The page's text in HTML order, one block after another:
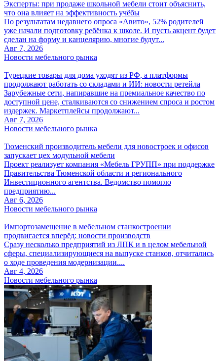
Эксперты: при продаже школьной мебели стоит объяснить,
что она влияет на эффективность учёбы
По результатам недавнего опроса «Авито», 52% родителей
уже начали подготовку ребёнка к школе. И пусть акцент будет
сделан на форму и канцелярию, многие будут...
Авг 7, 2026
Новости мебельного рынка
Турецкие товары для дома уходят из РФ, а платформы
продолжают работать со складами и ИИ: новости ретейла
Зарубежные сети, напиравшие на премиальное качество по
доступной цене, сталкиваются со снижением спроса и ростом
издержек. Маркетплейсы продолжают...
Авг 7, 2026
Новости мебельного рынка
Тюменский производитель мебели для новостроек и офисов
запускает цех модульной мебели
Проект реализует компания «Мебель ГРУПП» при поддержке
Правительства Тюменской области и регионального
Инвестиционного агентства. Ведомство помогло
предприятию...
Авг 6, 2026
Новости мебельного рынка
Импортозамещение в мебельном станкостроении
продвигается вперёд: новости производств
Сразу несколько предприятий из ЛПК и в целом мебельной
сферы, специализирующиеся на выпуске станков, отчитались
о ходе проведения модернизации....
Авг 4, 2026
Новости мебельного рынка